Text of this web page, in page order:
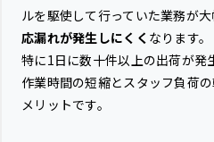
ルを駆使して行っていた業務が大
応漏れが発生しにくく なります。
特に1日に数十件以上の出荷が発
作業時間の短縮とスタッフ負荷
メリットです。